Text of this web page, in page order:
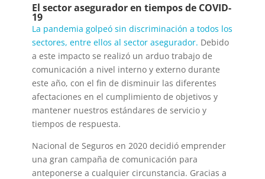
El sector asegurador en tiempos de COVID-
19
La pandemia golpeó sin discriminación a todos los
sectores, entre ellos al sector asegurador. Debido
a este impacto se realizó un arduo trabajo de
comunicación a nivel interno y externo durante
este año, con el fin de disminuir las diferentes
afectaciones en el cumplimiento de objetivos y
mantener nuestros estándares de servicio y
tiempos de respuesta.
Nacional de Seguros en 2020 decidió emprender
una gran campaña de comunicación para
anteponerse a cualquier circunstancia. Gracias a